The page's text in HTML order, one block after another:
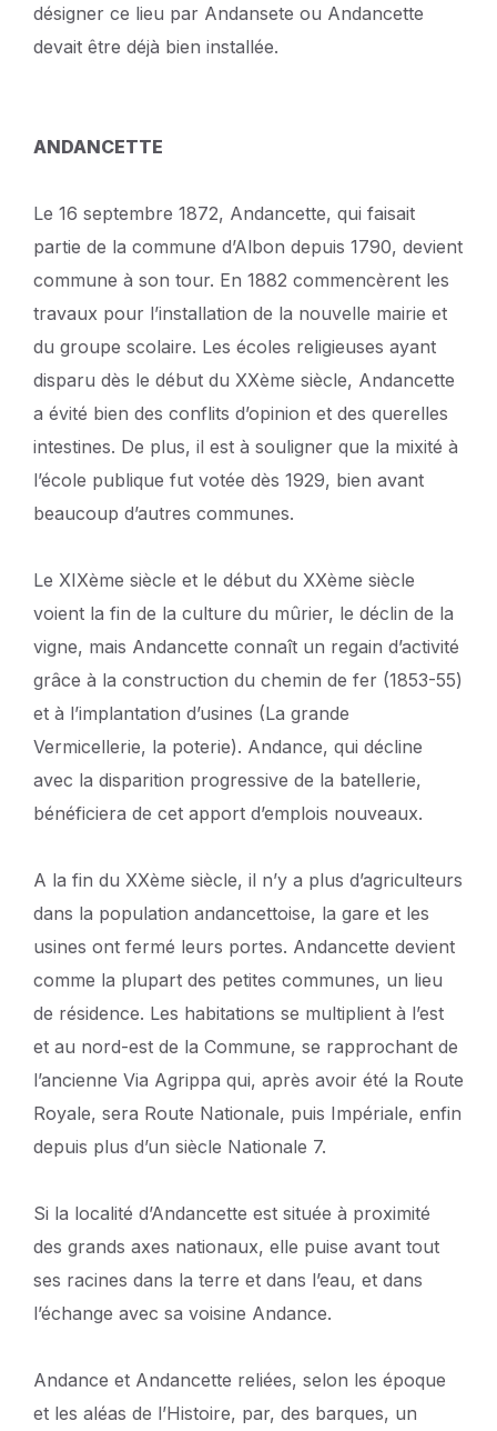
désigner ce lieu par Andansete ou Andancette
devait être déjà bien installée.
ANDANCETTE
Le 16 septembre 1872, Andancette, qui faisait
partie de la commune d’Albon depuis 1790, devient
commune à son tour. En 1882 commencèrent les
travaux pour l’installation de la nouvelle mairie et
du groupe scolaire. Les écoles religieuses ayant
disparu dès le début du XXème siècle, Andancette
a évité bien des conflits d’opinion et des querelles
intestines. De plus, il est à souligner que la mixité à
l’école publique fut votée dès 1929, bien avant
beaucoup d’autres communes.
Le XIXème siècle et le début du XXème siècle
voient la fin de la culture du mûrier, le déclin de la
vigne, mais Andancette connaît un regain d’activité
grâce à la construction du chemin de fer (1853-55)
et à l’implantation d’usines (La grande
Vermicellerie, la poterie). Andance, qui décline
avec la disparition progressive de la batellerie,
bénéficiera de cet apport d’emplois nouveaux.
A la fin du XXème siècle, il n’y a plus d’agriculteurs
dans la population andancettoise, la gare et les
usines ont fermé leurs portes. Andancette devient
comme la plupart des petites communes, un lieu
de résidence. Les habitations se multiplient à l’est
et au nord-est de la Commune, se rapprochant de
l’ancienne Via Agrippa qui, après avoir été la Route
Royale, sera Route Nationale, puis Impériale, enfin
depuis plus d’un siècle Nationale 7.
Si la localité d’Andancette est située à proximité
des grands axes nationaux, elle puise avant tout
ses racines dans la terre et dans l’eau, et dans
l’échange avec sa voisine Andance.
Andance et Andancette reliées, selon les époque
et les aléas de l’Histoire, par, des barques, un